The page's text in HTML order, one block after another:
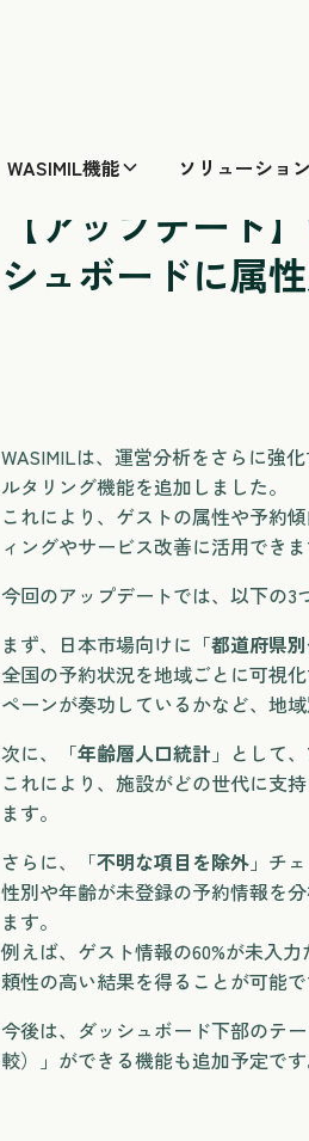
WASIMIL機能 ソリューション
ホームページ/ 【アップデート】
【アップデート
シュボードに属
WASIMILは、運営分析をさらに強
ルタリング機能を追加しました。
これにより、ゲストの属性や予約
ィングやサービス改善に活用できま
今回のアップデートでは、以下の3
まず、日本市場向けに「都道府県
全国の予約状況を地域ごとに可視
ペーンが奏功しているかなど、地
次に、「年齢層人口統計 」として
これにより、施設がどの世代に支
ます。
さらに、「不明な項目を除外 」チ
性別や年齢が未登録の予約情報を
ます。
例えば、ゲスト情報の60%が未入
頼性の高い結果を得ることが可能で
今後は、ダッシュボード下部のテ
較）」ができる機能も追加予定です